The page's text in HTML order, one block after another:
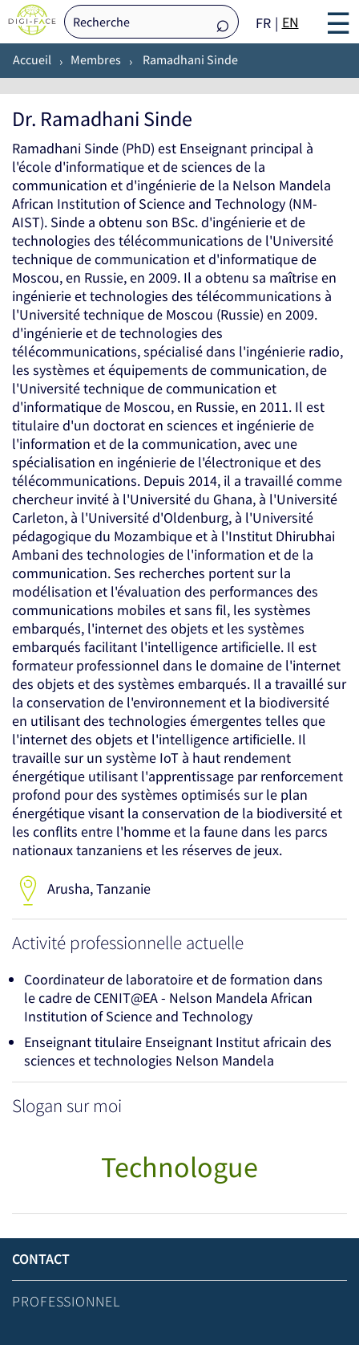
FR EN ☰
Accueil Membres Ramadhani Sinde
Dr. Ramadhani Sinde
Ramadhani Sinde (PhD) est Enseignant principal à
l'école d'informatique et de sciences de la
communication et d'ingénierie de la Nelson Mandela
African Institution of Science and Technology (NM-
AIST). Sinde a obtenu son BSc. d'ingénierie et de
technologies des télécommunications de l'Université
technique de communication et d'informatique de
Moscou, en Russie, en 2009. Il a obtenu sa maîtrise en
ingénierie et technologies des télécommunications à
l'Université technique de Moscou (Russie) en 2009.
d'ingénierie et de technologies des
télécommunications, spécialisé dans l'ingénierie radio,
les systèmes et équipements de communication, de
l'Université technique de communication et
d'informatique de Moscou, en Russie, en 2011. Il est
titulaire d'un doctorat en sciences et ingénierie de
l'information et de la communication, avec une
spécialisation en ingénierie de l'électronique et des
télécommunications. Depuis 2014, il a travaillé comme
chercheur invité à l'Université du Ghana, à l'Université
Carleton, à l'Université d'Oldenburg, à l'Université
pédagogique du Mozambique et à l'Institut Dhirubhai
Ambani des technologies de l'information et de la
communication. Ses recherches portent sur la
modélisation et l'évaluation des performances des
communications mobiles et sans fil, les systèmes
embarqués, l'internet des objets et les systèmes
embarqués facilitant l'intelligence artificielle. Il est
formateur professionnel dans le domaine de l'internet
des objets et des systèmes embarqués. Il a travaillé sur
la conservation de l'environnement et la biodiversité
en utilisant des technologies émergentes telles que
l'internet des objets et l'intelligence artificielle. Il
travaille sur un système IoT à haut rendement
énergétique utilisant l'apprentissage par renforcement
profond pour des systèmes optimisés sur le plan
énergétique visant la conservation de la biodiversité et
les conflits entre l'homme et la faune dans les parcs
nationaux tanzaniens et les réserves de jeux.
Arusha, Tanzanie
Activité professionnelle actuelle
Coordinateur de laboratoire et de formation dans
le cadre de CENIT@EA - Nelson Mandela African
Institution of Science and Technology
Enseignant titulaire Enseignant Institut africain des
sciences et technologies Nelson Mandela
Slogan sur moi
Technologue
CONTACT
PROFESSIONNEL